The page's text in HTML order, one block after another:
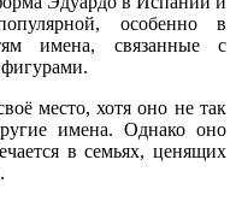
особенно в
имена, связанные с
место, хотя оно не так
имена. Однако оно
в семьях, ценящих